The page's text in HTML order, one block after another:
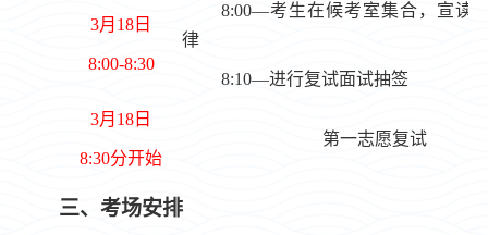
3月 18 日
8:00-8:30
8:00—考生在候考室集合， 宣读
律
8:10—进行复试面试抽签
3月 18 日
8:30分开始
第一志愿复试
三、考场安排